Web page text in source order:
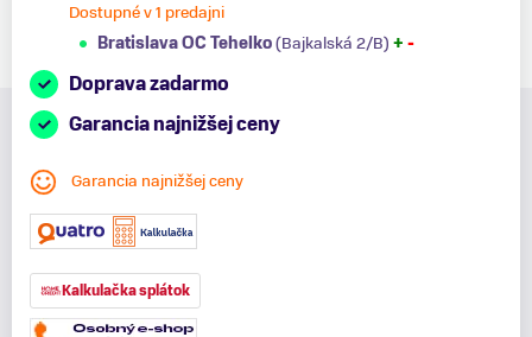
Dostupné v 1 predajni
Bratislava OC Tehelko(Bajkalská 2/B) + -
Doprava zadarmo
Garancia najnižšej ceny
Garancia najnižšej ceny
Kalkulačka splátok